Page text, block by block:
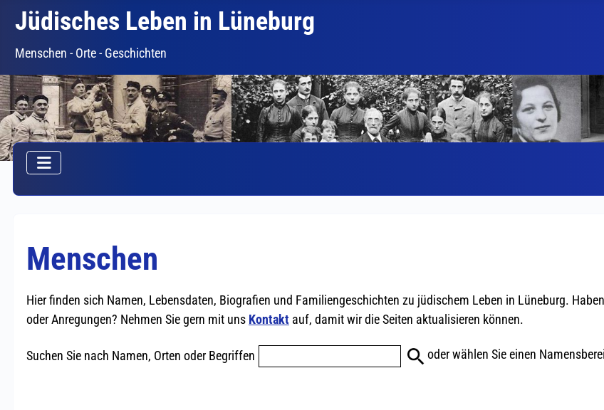
Jüdisches Leben in Lüneburg
Menschen - Orte - Geschichten